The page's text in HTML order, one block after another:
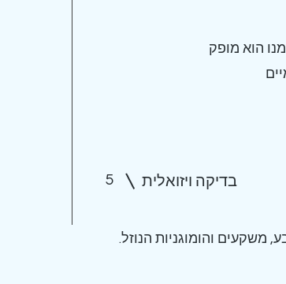
הוא מופק
5 בדיקה ויזואלית
משקעים והומוגניות הנוזל.